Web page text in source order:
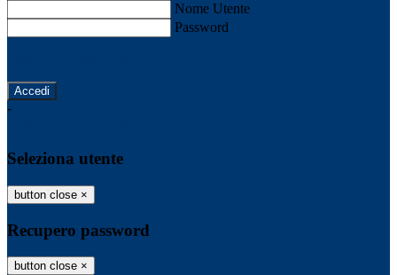
Nome Utente
Password
-
Seleziona utente
button close ×
Recupero password
button close ×